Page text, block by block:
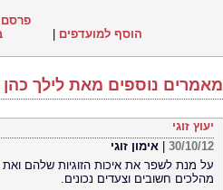
הוסף למועדפים |
מאמרים נוספים מאת לילך כהן
יעוץ זוגי
30/10/12
אימון זוגי
על מנת לשפר את איכות הזוגיות שלהם ואת
מהלכים חשובים וצעדים נכונים.